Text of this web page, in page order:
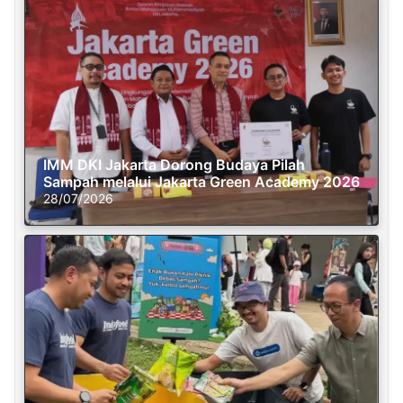
IMM DKI Jakarta Dorong Budaya Pilah
Sampah melalui Jakarta Green Academy 2026
28/07/2026